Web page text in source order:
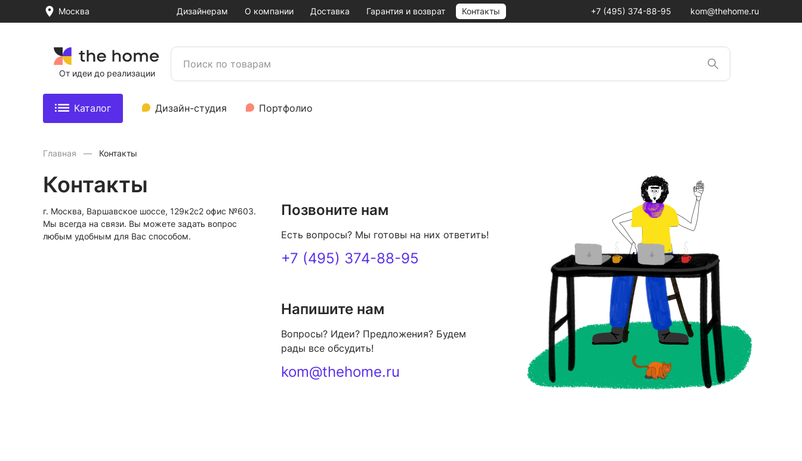
Москва Дизайнерам О компании Доставка Гарантия и возврат Контакты +7 (495) 374-88-95 kom@thehome.ru
От идеи до реализации
Каталог Дизайн-студия Портфолио
Главная Контакты
Контакты
г. Москва, Варшавское шоссе, 129к2с2 офис №603.
Мы всегда на связи. Вы можете задать вопрос
любым удобным для Вас способом.
Позвоните нам
Есть вопросы? Мы готовы на них ответить!
+7 (495) 374-88-95
Напишите нам
Вопросы? Идеи? Предложения? Будем
рады все обсудить!
kom@thehome.ru